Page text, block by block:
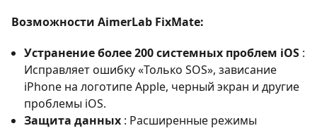
Возможности AimerLab FixMate:
Устранение более 200 системных проблем iOS :
Исправляет ошибку «Только SOS», зависание
iPhone на логотипе Apple, черный экран и другие
проблемы iOS.
Защита данных : Расширенные режимы